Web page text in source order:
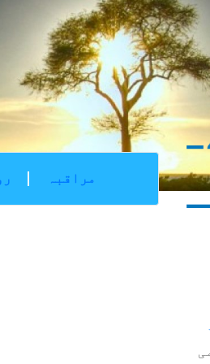
مراقبہ